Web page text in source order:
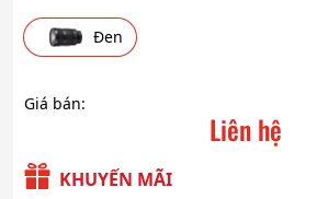
Đen
Giá bán:
Liên hệ
KHUYẾN MÃI